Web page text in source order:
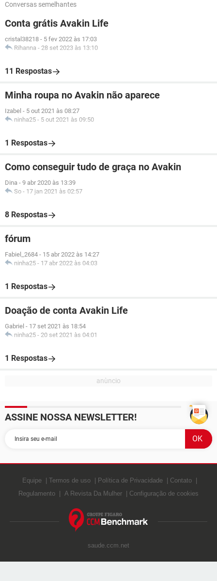
Conversas semelhantes
Conta grátis Avakin Life
cristal38218 - 5 fev 2022 às 17:03
Rihanna - 28 set 2023 às 13:10
11 Respostas
Minha roupa no Avakin não aparece
Izabel - 5 out 2021 às 08:27
ninha25 - 5 out 2021 às 09:50
1 Respostas
Como conseguir tudo de graça no Avakin
Dina - 9 abr 2020 às 13:39
So - 17 jan 2021 às 02:57
8 Respostas
fórum
Fabiel_2684 - 15 abr 2022 às 14:27
ninha25 - 17 abr 2022 às 04:03
1 Respostas
Doação de conta Avakin Life
Gabriel - 17 set 2021 às 18:54
ninha25 - 20 set 2021 às 04:01
1 Respostas
ASSINE NOSSA NEWSLETTER!
Equipe Termos de uso Política de Privacidade
Contato
Regulamento
A Revista Da Mulher Configuração de cookies
saude.ccm.net